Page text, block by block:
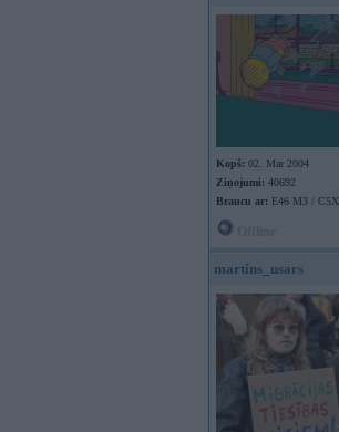
Kopš: 02. Mar 2004
Ziņojumi: 40692
Braucu ar: E46 M3 / C5X
martins_usars